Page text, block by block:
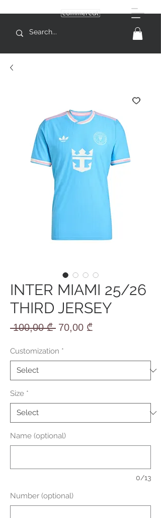
INTER MIAMI 25/26
THIRD JERSEY
100,00 ₾ Regular
70,00 ₾Sale
Customization *
Size *
Name (optional)
0/13
Number (optional)